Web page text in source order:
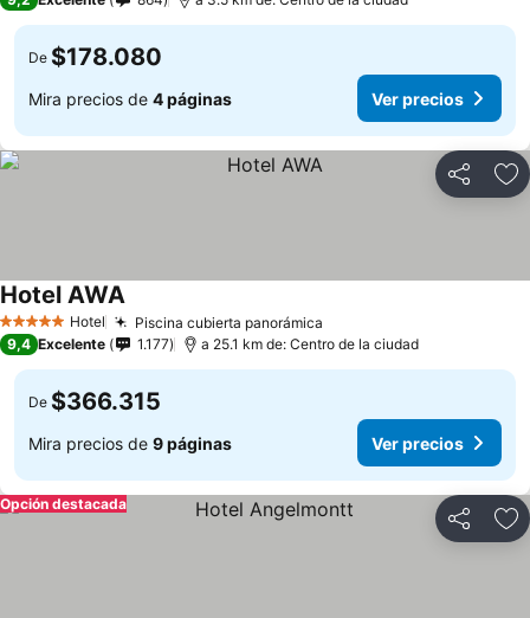
De $178.080
Mira precios de 4 páginas Ver precios
Compartir
5 Estrellas Hotel Piscina cubierta panorámica
Hotel AWAVer precios
9,4 Excelente 1.177 a 25.1 km de: Centro de la ciudad
De $366.315
Mira precios de 9 páginas Ver precios
Compartir
Opción destacada